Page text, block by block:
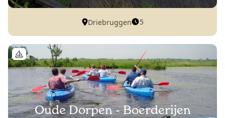
Driebruggen 5
Oude Dorpen - Boerderijen